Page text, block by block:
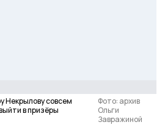
Некрылову совсем
в призёры
Фото: архив
Ольги
Завражиной